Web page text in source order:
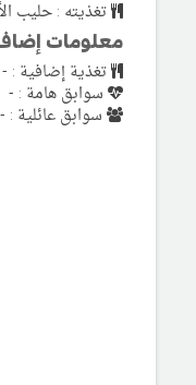
تغذيته : حليب
معلومات
تغذية إضافية : -
سوابق هامة : -
سوابق عائلية : -